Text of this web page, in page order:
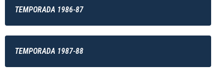
TEMPORADA 1986-87
TEMPORADA 1987-88